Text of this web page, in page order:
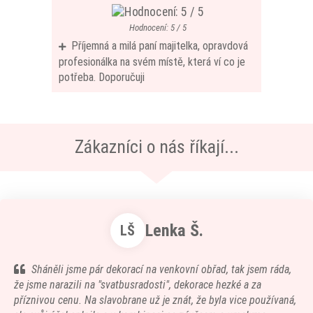
Hodnocení: 5 / 5
Příjemná a milá paní majitelka, opravdová
profesionálka na svém místě, která ví co je
potřeba. Doporučuji
Zákazníci o nás říkají...
LŠ Lenka Š.
Sháněli jsme pár dekorací na venkovní obřad, tak jsem ráda,
že jsme narazili na "svatbusradosti", dekorace hezké a za
příznivou cenu. Na slavobrane už je znát, že byla vice používaná,